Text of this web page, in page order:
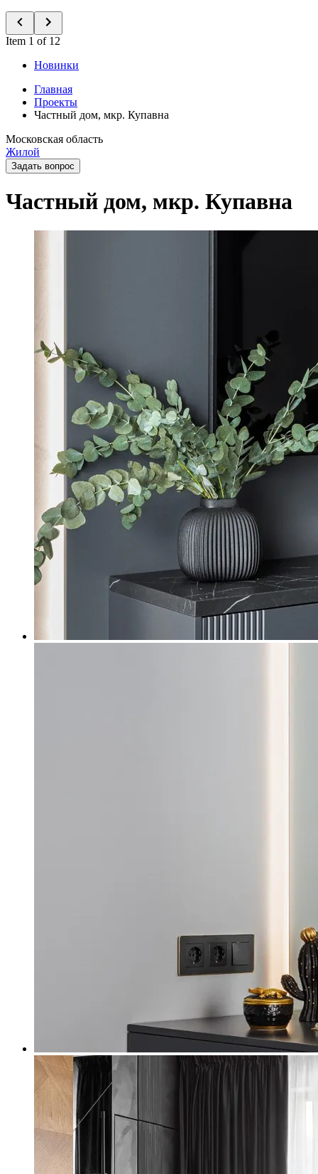
Item 1 of 12
Новинки
Главная
Проекты
Частный дом, мкр. Купавна
Московская область
Жилой
Задать вопрос
Частный дом, мкр. Купавна